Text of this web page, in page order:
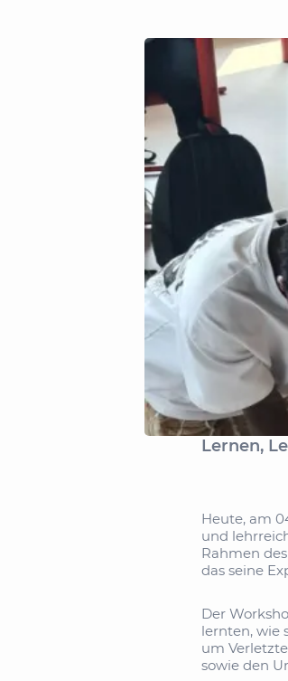
Lernen,
Heute, am
und
Rahmen
das seine
Der
lernten, wie
um
sowie den